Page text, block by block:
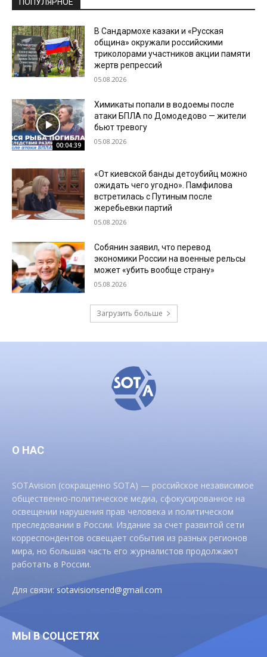
В Сандармохе казаки и «Русская
община» окружали российскими
триколорами участников акции памяти
жертв репрессий
05.08.2026
00:04:39
Химикаты попали в водоемы после
атаки БПЛА по Домодедово — жители
бьют тревогу
05.08.2026
«От киевской банды детоубийц можно
ожидать чего угодно». Памфилова
встретилась с Путиным после
жеребьевки партий
05.08.2026
Собянин заявил, что перевод
экономики России на военные рельсы
может «убить вообще страну»
05.08.2026
Загрузить больше
О НАС
SOTAvision (сокращенно SOTA) — российское независимое
общественно-политическое медиа, сфокусированное на
освещении нарушения прав человека и политическом
преследовании в России. Издание за счет развитой сети
корреспондентов освещает события из разных регионов
мира, но большая часть его журналистов продолжают
работать в России.
Для связи:sotavisionsend@gmail.com
МЫ В СОЦСЕТЯХ